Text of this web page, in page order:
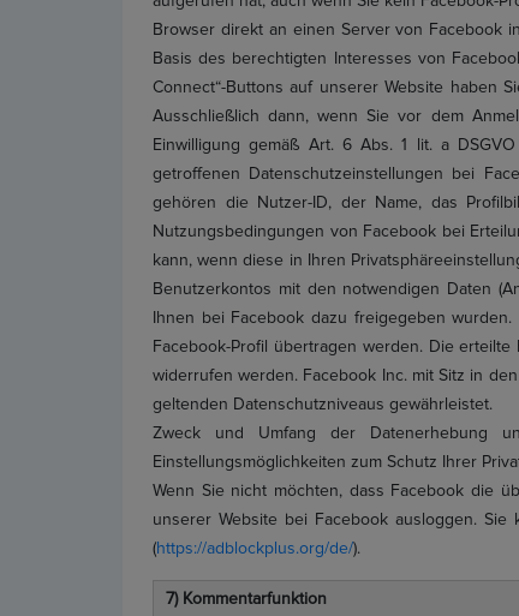
Browser direkt an einen Server von Facebook
Basis des berechtigten Interesses von
Connect“-Buttons auf unserer Website haben
Ausschließlich dann, wenn Sie vor dem
Einwilligung gemäß Art. 6 Abs. 1 lit. a
getroffenen Datenschutzeinstellungen bei
gehören die Nutzer-ID, der Name, das
Nutzungsbedingungen von Facebook bei
kann, wenn diese in Ihren
Benutzerkontos mit den notwendigen Daten
Ihnen bei Facebook dazu freigegeben
Facebook-Profil übertragen werden. Die
widerrufen werden. Facebook Inc. mit Sitz in
geltenden Datenschutzniveaus gewährleistet.
Zweck und Umfang der Datenerhebung
Einstellungsmöglichkeiten zum Schutz Ihrer
Wenn Sie nicht möchten, dass Facebook die
unserer Website bei Facebook ausloggen.
(https://adblockplus.org/de/).
7) Kommentarfunktion